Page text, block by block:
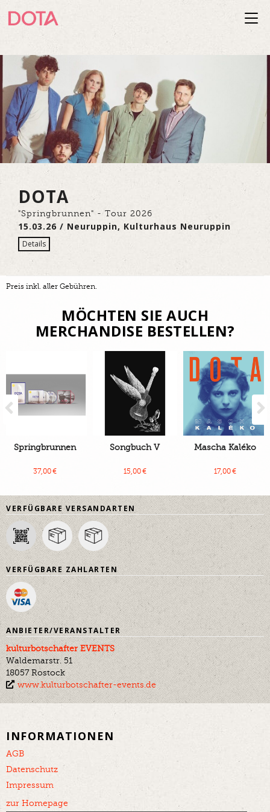
DOTA
"Springbrunnen" - Tour 2026
15.03.26 / Neuruppin, Kulturhaus Neuruppin
Details
Preis inkl. aller Gebühren.
MÖCHTEN SIE AUCH
MERCHANDISE BESTELLEN?
Springbrunnen
37,00 €
Songbuch V
15,00 €
Mascha Kaléko
17,00 €
Previous
VERFÜGBARE VERSANDARTEN
VERFÜGBARE ZAHLARTEN
ANBIETER/VERANSTALTER
kulturbotschafter EVENTS
Waldemarstr. 51
18057 Rostock
www.kulturbotschafter-events.de
INFORMATIONEN
AGB
Datenschutz
Impressum
zur Homepage